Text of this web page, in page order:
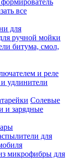
все
для
ручной мойки
битума, смол,
и реле
удлинители
Солевые
и зарядные
для
микрофибры для